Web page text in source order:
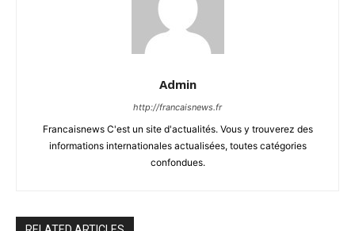
Admin
http://francaisnews.fr
Francaisnews C'est un site d'actualités. Vous y trouverez des
informations internationales actualisées, toutes catégories
confondues.